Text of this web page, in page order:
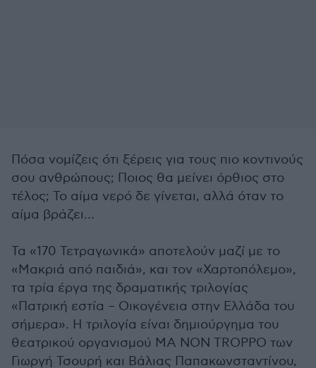
Πόσα νομίζεις ότι ξέρεις για τους πιο κοντινούς
σου ανθρώπους; Ποιος θα μείνει όρθιος στο
τέλος; Το αίμα νερό δε γίνεται, αλλά όταν το
αίμα βράζει…
Τα «170 Τετραγωνικά» αποτελούν μαζί με το
«Μακριά από παιδιά», και τον «Χαρτοπόλεμο»,
τα τρία έργα της δραματικής τριλογίας
«Πατρική εστία – Οικογένεια στην Ελλάδα του
σήμερα». Η τριλογία είναι δημιούργημα του
θεατρικού οργανισμού MA NON TROPPO των
Γιωργή Τσουρή και Βάλιας Παπακωνσταντίνου,